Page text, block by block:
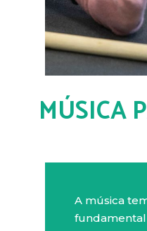
MÚSICA
A música